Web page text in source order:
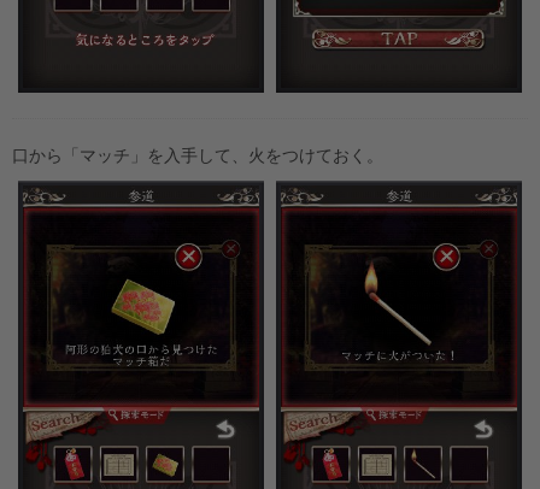
口から「マッチ」を入手して、火をつけておく。